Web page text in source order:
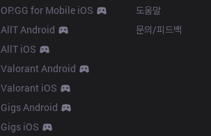
OP.GG for Mobile iOS
AllT Android
AllT iOS
Valorant Android
Valorant iOS
Gigs Android
Gigs iOS
도움말
문의/피드백